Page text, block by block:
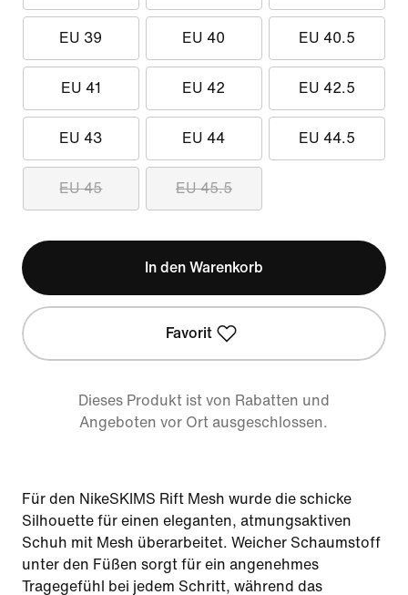
EU 39 EU 40 EU 40.5
EU 41 EU 42 EU 42.5
EU 43 EU 44 EU 44.5
EU 45 EU 45.5
In den Warenkorb
Favorit
Dieses Produkt ist von Rabatten und
Angeboten vor Ort ausgeschlossen.
Für den NikeSKIMS Rift Mesh wurde die schicke
Silhouette für einen eleganten, atmungsaktiven
Schuh mit Mesh überarbeitet. Weicher Schaumstoff
unter den Füßen sorgt für ein angenehmes
Tragegefühl bei jedem Schritt, während das